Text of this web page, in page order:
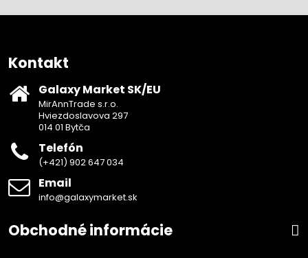
Kontakt
Galaxy Market SK/EU
MirAnnTrade s.r.o.
Hviezdoslavova 297
014 01 Bytča
Telefón
(+421) 902 647 034
Email
info@galaxymarket.sk
Obchodné informácie